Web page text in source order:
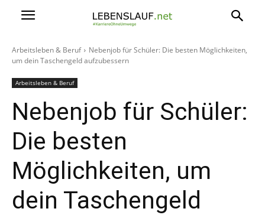
Arbeitsleben & Beruf
Nebenjob für Schüler: Die besten Möglichkeiten,
um dein Taschengeld aufzubessern
Arbeitsleben & Beruf
Nebenjob für Schüler:
Die besten
Möglichkeiten, um
dein Taschengeld